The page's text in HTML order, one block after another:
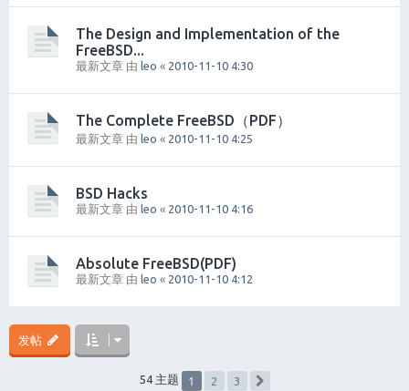
The Design and Implementation of the
FreeBSD...
最新文章 由 leo « 2010-11-10 4:30
The Complete FreeBSD（PDF）
最新文章 由 leo « 2010-11-10 4:25
BSD Hacks
最新文章 由 leo « 2010-11-10 4:16
Absolute FreeBSD(PDF)
最新文章 由 leo « 2010-11-10 4:12
发帖
54 主题 1 2
3